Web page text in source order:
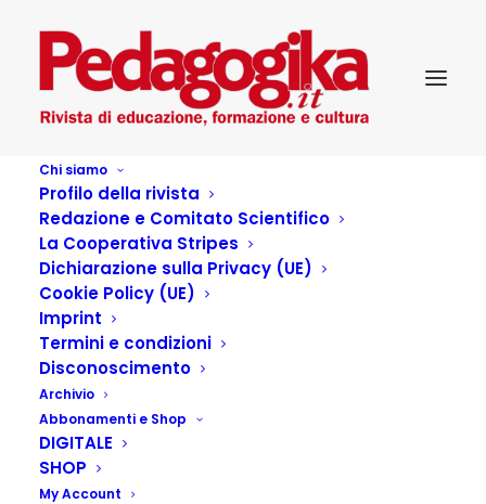
Chi siamo
Profilo della rivista
Redazione e Comitato Scientifico
La Cooperativa Stripes
Dichiarazione sulla Privacy (UE)
Cookie Policy (UE)
Imprint
Termini e condizioni
Disconoscimento
Archivio
Abbonamenti e Shop
DIGITALE
SHOP
My Account
La Pedagogia come
Clinica della Formazione